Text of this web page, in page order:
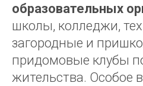
образовательных
школы, колледжи,
загородные и
придомовые клубы
жительства. Особое